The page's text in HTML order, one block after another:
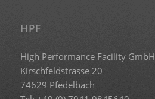
HPF
High Performance Facility GmbH
Kirschfeldstrasse 20
74629 Pfedelbach